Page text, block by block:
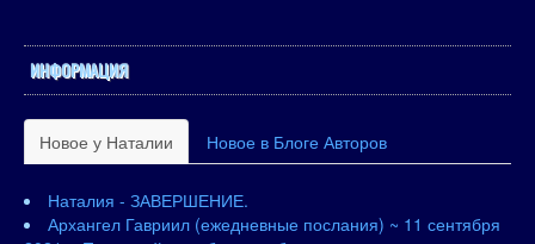
ИНФОРМАЦИЯ
Новое у Наталии Новое в Блоге Авторов
Наталия - ЗАВЕРШЕНИЕ.
Архангел Гавриил (ежедневные послания) ~ 11 сентября